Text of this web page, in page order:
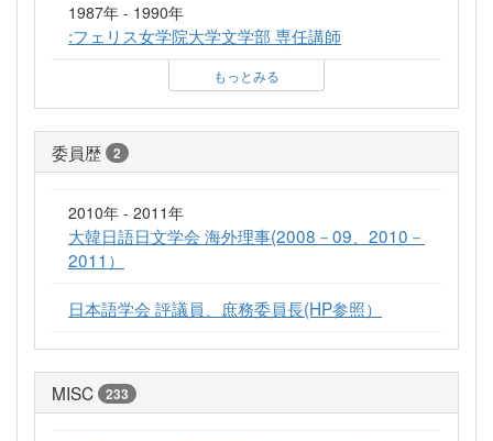
1987年 - 1990年
:フェリス女学院大学文学部 専任講師
もっとみる
委員歴 2
2010年 - 2011年
大韓日語日文学会 海外理事(2008－09、2010－
2011）
日本語学会 評議員、庶務委員長(HP参照）
MISC 233